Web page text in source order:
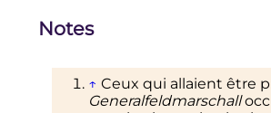
Notes
↑ Ceux qui allaient être
Generalfeldmarschall